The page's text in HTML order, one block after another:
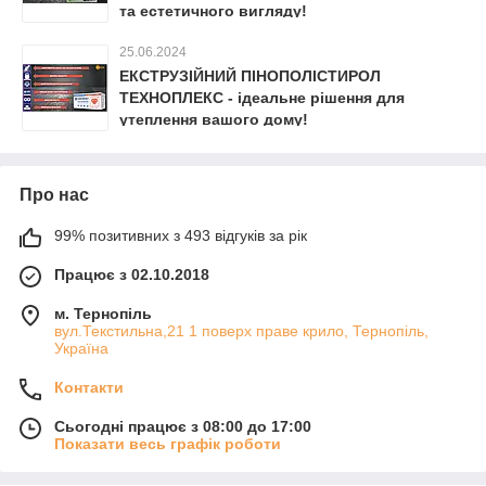
та естетичного вигляду!
25.06.2024
ЕКСТРУЗІЙНИЙ ПІНОПОЛІСТИРОЛ
ТЕХНОПЛЕКС - ідеальне рішення для
утеплення вашого дому!
Про нас
99% позитивних з 493 відгуків за рік
Працює з 02.10.2018
м. Тернопіль
вул.Текстильна,21 1 поверх праве крило, Тернопіль,
Україна
Контакти
Сьогодні працює з 08:00 до 17:00
Показати весь графік роботи